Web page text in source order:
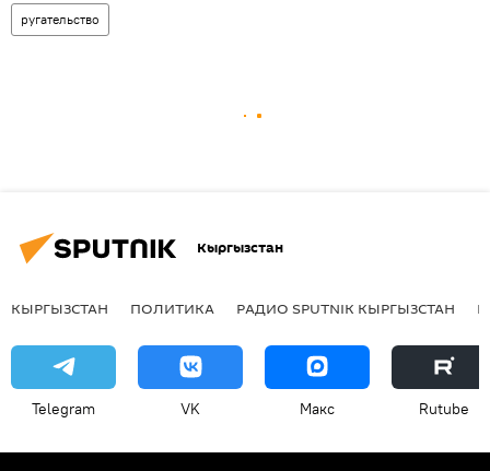
ругательство
Кыргызстан
КЫРГЫЗСТАН ПОЛИТИКА РАДИО SPUTNIK КЫРГЫЗСТАН
Telegram VK Макс Rutube